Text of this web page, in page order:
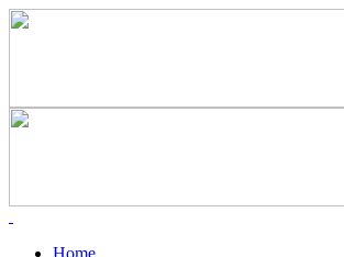
Home